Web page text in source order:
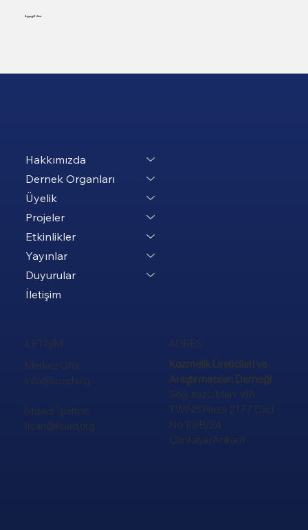
Ayşegül Uma
Hakkımızda
Dernek Organları
Üyelik
Projeler
Etkinlikler
Yayınlar
Duyurular
İletişim
İLETİŞİM
Merkez Ofis:
info@kuad.org
İktisadi İşletme:
ticari@kuad.org
ADRES
Kozmetik Üreticileri ve
Araştırmacıları Derneği
Söğütözü Mah. VIA
TWINS Plaza 2177. Cad.
No:10/B/24
Çankaya/Ankara